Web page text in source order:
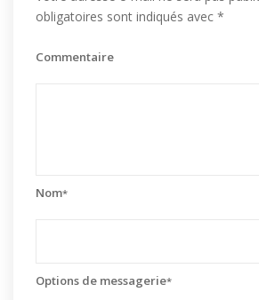
obligatoires sont indiqués avec *
Commentaire
Nom*
Options de messagerie*